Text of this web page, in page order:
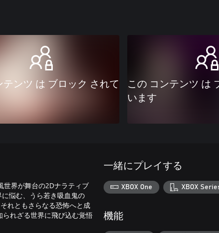
テンツ は ブロック されて
この コンテンツ は
います
世界が舞台の2Dナラティブ
悩む、うら若き吸血鬼の
れともさらなる恐怖へと成
れざる世界に飛び込む覚悟
一緒にプレイする
XBOX One XBOX
機能